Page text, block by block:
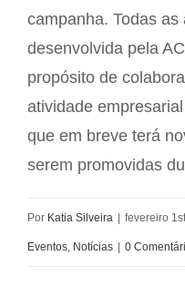
campanha. Todas
desenvolvida pela
propósito de
atividade
que em breve terá
serem promovidas
Por Katia Silveira | fevereiro
Eventos Notícias | 0